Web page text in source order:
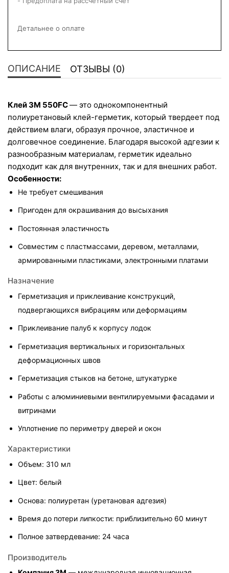
Детальнее о оплате
ОПИСАНИЕ ОТЗЫВЫ (0)
Клей 3M 550FC — это однокомпонентный
полиуретановый клей-герметик, который твердеет под
действием влаги, образуя прочное, эластичное и
долговечное соединение. Благодаря высокой адгезии к
разнообразным материалам, герметик идеально
подходит как для внутренних, так и для внешних работ.
Особенности:
Не требует смешивания
Пригоден для окрашивания до высыхания
Постоянная эластичность
Совместим с пластмассами, деревом, металлами,
армированными пластиками, электронными платами
Назначение
Герметизация и приклеивание конструкций,
подвергающихся вибрациям или деформациям
Приклеивание палуб к корпусу лодок
Герметизация вертикальных и горизонтальных
деформационных швов
Герметизация стыков на бетоне, штукатурке
Работы с алюминиевыми вентилируемыми фасадами и
витринами
Уплотнение по периметру дверей и окон
Характеристики
Объем: 310 мл
Цвет: белый
Основа: полиуретан (уретановая адгезия)
Время до потери липкости: приблизительно 60 минут
Полное затвердевание: 24 часа
Производитель